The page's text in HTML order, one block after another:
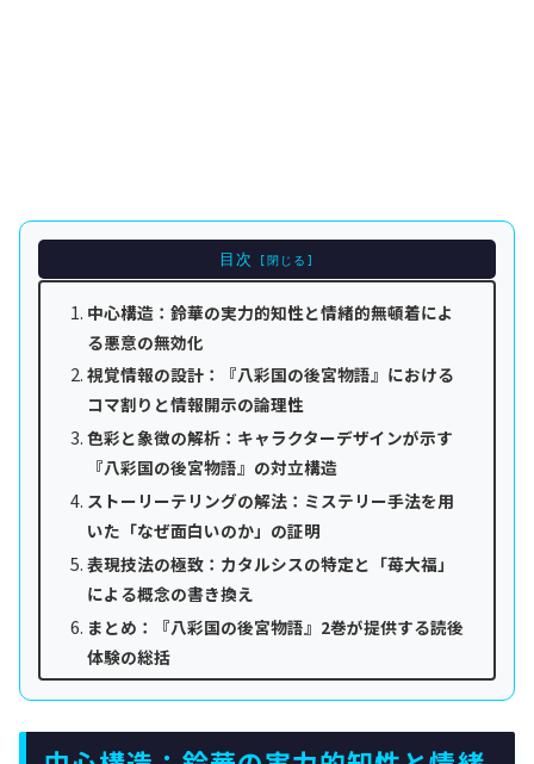
目次
中心構造：鈴華の実力的知性と情緒的無頓着によ
る悪意の無効化
視覚情報の設計：『八彩国の後宮物語』における
コマ割りと情報開示の論理性
色彩と象徴の解析：キャラクターデザインが示す
『八彩国の後宮物語』の対立構造
ストーリーテリングの解法：ミステリー手法を用
いた「なぜ面白いのか」の証明
表現技法の極致：カタルシスの特定と「苺大福」
による概念の書き換え
まとめ：『八彩国の後宮物語』2巻が提供する読後
体験の総括